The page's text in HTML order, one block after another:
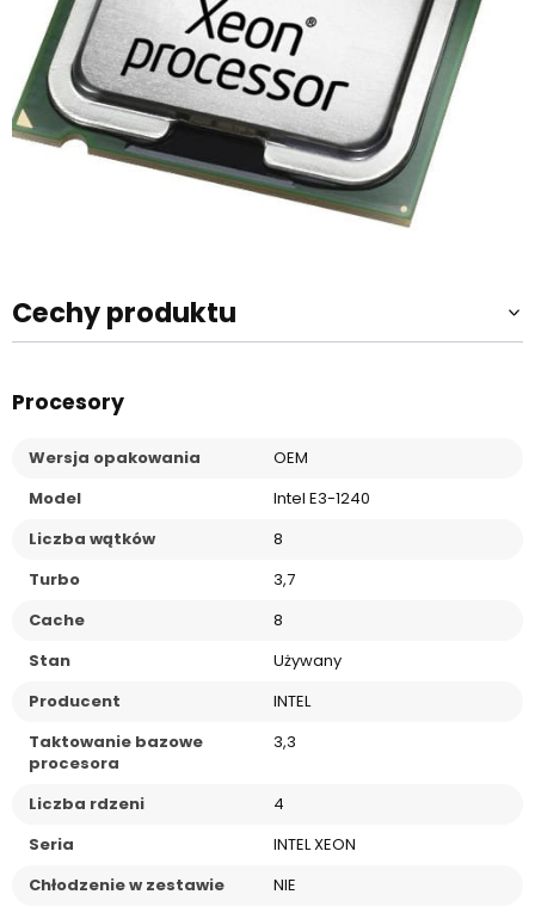
Cechy produktu
Procesory
Wersja opakowania
OEM
Model
Intel E3-1240
Liczba wątków
8
Turbo
3,7
Cache
8
Stan
Używany
Producent
INTEL
Taktowanie bazowe
procesora
3,3
Liczba rdzeni
4
Seria
INTEL XEON
Chłodzenie w zestawie
NIE